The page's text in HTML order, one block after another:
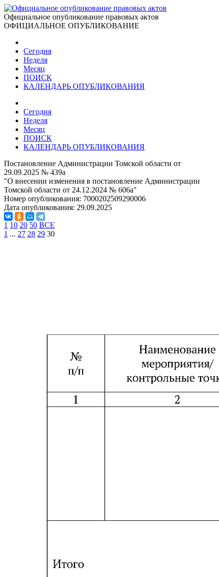
Официальное опубликование правовых актов
ОФИЦИАЛЬНОЕ ОПУБЛИКОВАНИЕ
Сегодня
Неделя
Месяц
ПОИСК
КАЛЕНДАРЬ ОПУБЛИКОВАНИЯ
Сегодня
Неделя
Месяц
ПОИСК
КАЛЕНДАРЬ ОПУБЛИКОВАНИЯ
Постановление Администрации Томской области от
29.09.2025 № 439а
"О внесении изменения в постановление Администрации
Томской области от 24.12.2024 № 606а"
Номер опубликования: 7000202509290006
Дата опубликования: 29.09.2025
1 10 20 50 ВСЕ
1 ... 27 28 29 30